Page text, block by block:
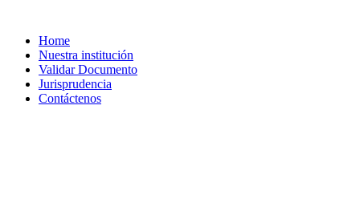
Home
Nuestra institución
Validar Documento
Jurisprudencia
Contáctenos